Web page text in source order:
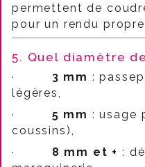
permettent de
pour un rendu
5. Quel diamètre
· 3 mm :
légères,
·
5 mm : usage
coussins),
·
8 mm et + :